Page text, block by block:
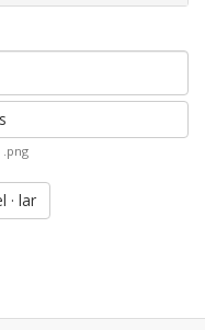
.png
· lar